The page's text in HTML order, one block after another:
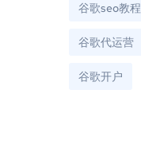
谷歌seo教程
谷歌代运营
谷歌开户